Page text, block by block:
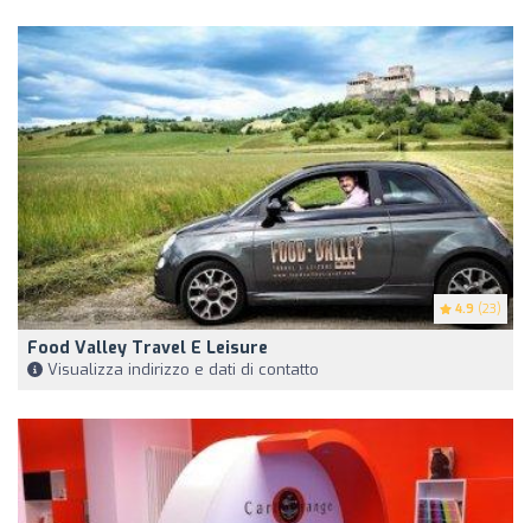
4.9 (23)
Food Valley Travel E Leisure
Visualizza indirizzo e dati di contatto